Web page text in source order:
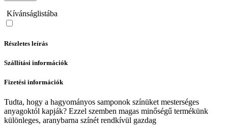
Kívánságlistába
Részletes leírás
Szállítási információk
Fizetési információk
Tudta, hogy a hagyományos samponok színüket mesterséges
anyagoktól kapják? Ezzel szemben magas minőségű termékünk
különleges, aranybarna színét rendkívül gazdag